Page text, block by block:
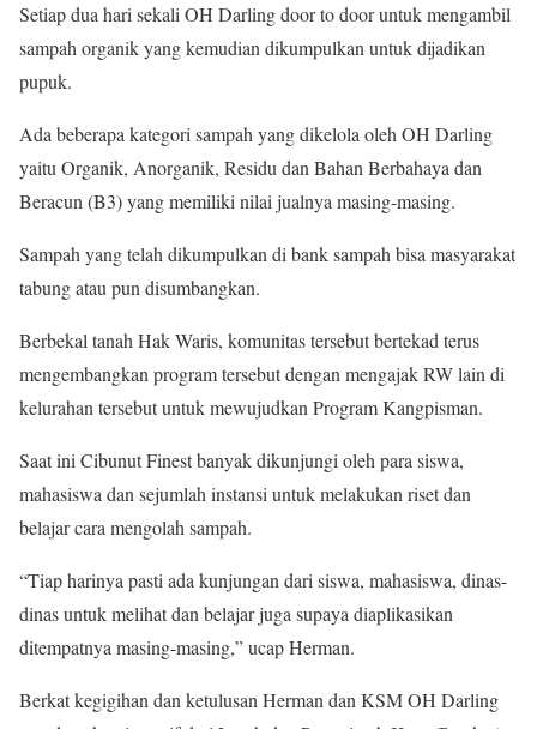
Setiap dua hari sekali OH Darling door to door untuk mengambil
sampah organik yang kemudian dikumpulkan untuk dijadikan
pupuk.
Ada beberapa kategori sampah yang dikelola oleh OH Darling
yaitu Organik, Anorganik, Residu dan Bahan Berbahaya dan
Beracun (B3) yang memiliki nilai jualnya masing-masing.
Sampah yang telah dikumpulkan di bank sampah bisa masyarakat
tabung atau pun disumbangkan.
Berbekal tanah Hak Waris, komunitas tersebut bertekad terus
mengembangkan program tersebut dengan mengajak RW lain di
kelurahan tersebut untuk mewujudkan Program Kangpisman.
Saat ini Cibunut Finest banyak dikunjungi oleh para siswa,
mahasiswa dan sejumlah instansi untuk melakukan riset dan
belajar cara mengolah sampah.
“Tiap harinya pasti ada kunjungan dari siswa, mahasiswa, dinas-
dinas untuk melihat dan belajar juga supaya diaplikasikan
ditempatnya masing-masing,” ucap Herman.
Berkat kegigihan dan ketulusan Herman dan KSM OH Darling